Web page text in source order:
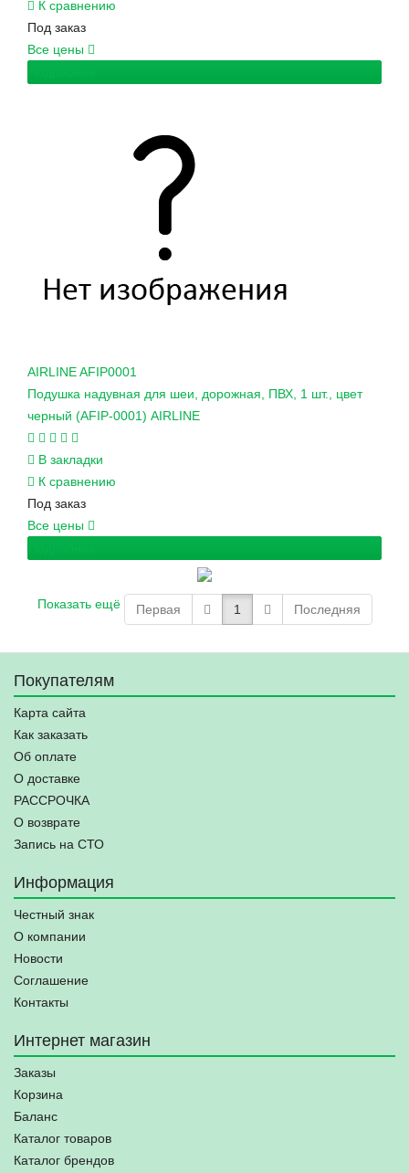
К сравнению
Под заказ
Все цены
AIRLINEAFIP0001
Подушка надувная для шеи, дорожная, ПВХ, 1 шт., цвет
черный (AFIP-0001) AIRLINE
В закладки
К сравнению
Под заказ
Все цены
Показать ещё Первая 1 Последняя
Покупателям
Карта сайта
Как заказать
Об оплате
О доставке
РАССРОЧКА
О возврате
Запись на СТО
Информация
Честный знак
О компании
Новости
Соглашение
Контакты
Интернет магазин
Заказы
Корзина
Баланс
Каталог товаров
Каталог брендов